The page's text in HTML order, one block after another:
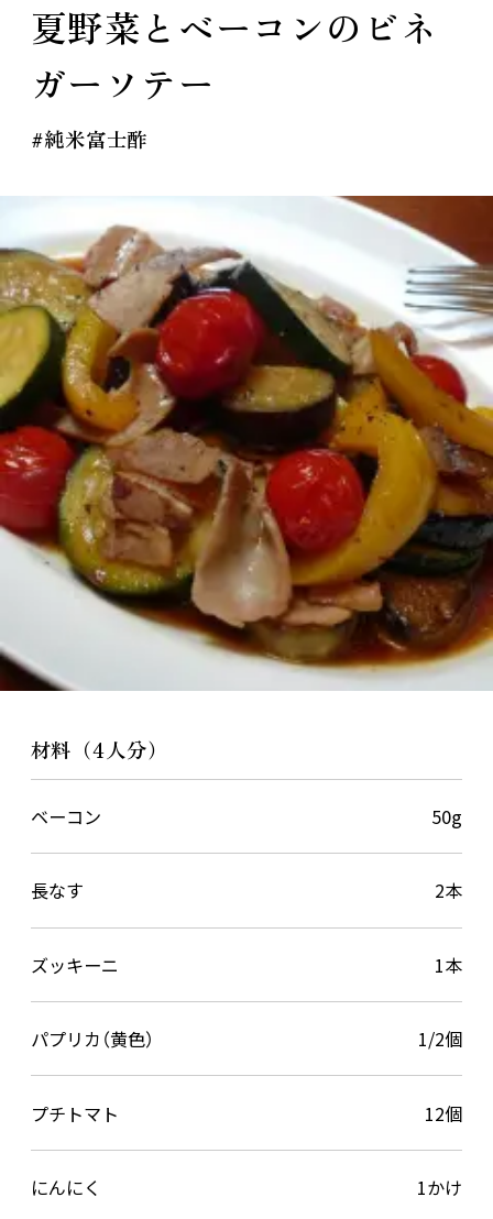
夏野菜とベーコンのビネ
ガーソテー
#純米富士酢
材料（4人分）
ベーコン 50g
長なす 2本
ズッキーニ 1本
パプリカ（黄色） 1/2個
プチトマト 12個
にんにく 1かけ